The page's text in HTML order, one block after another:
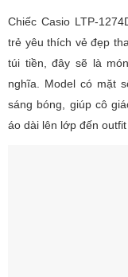
Chiếc Casio LTP-
trẻ yêu thích vẻ đẹp
túi tiền, đây sẽ là
nghĩa. Model có mặt
sáng bóng, giúp cô
áo dài lên lớp đến